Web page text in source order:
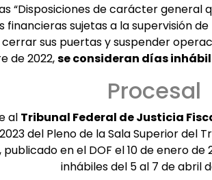
“Disposiciones de carácter general
financieras sujetas a la supervisión
sus puertas y suspender
de 2022,se consideran días
Procesal
al Tribunal Federal de Justicia
del Pleno de la Sala Superior del
en el DOF el 10 de enero de
inhábiles del 5 al 7 de abril